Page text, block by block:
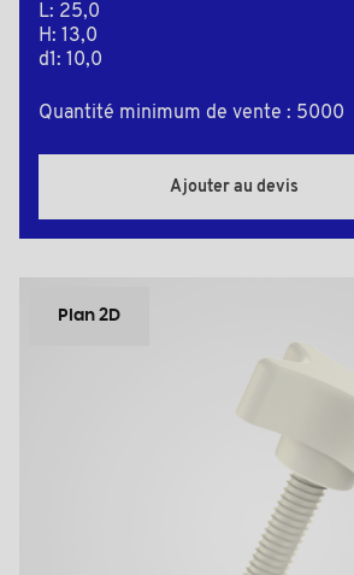
L: 25,0
H: 13,0
d1: 10,0
Quantité minimum de vente : 5000
Ajouter au devis
Plan 2D